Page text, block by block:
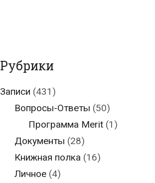
Рубрики
Записи (431)
Вопросы-Ответы (50)
Программа Merit (1)
Документы (28)
Книжная полка (16)
Личное(4)